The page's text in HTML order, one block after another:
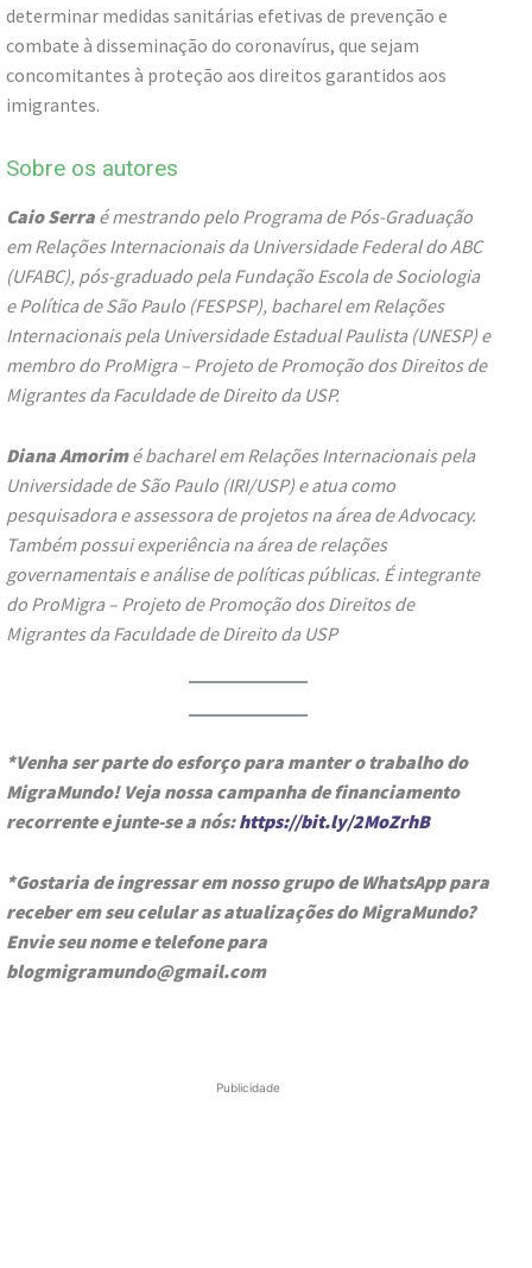
determinar medidas sanitárias efetivas de prevenção e
combate à disseminação do coronavírus, que sejam
concomitantes à proteção aos direitos garantidos aos
imigrantes.
Sobre os autores
Caio Serra é mestrando pelo Programa de Pós-Graduação
em Relações Internacionais da Universidade Federal do ABC
(UFABC), pós-graduado pela Fundação Escola de Sociologia
e Política de São Paulo (FESPSP), bacharel em Relações
Internacionais pela Universidade Estadual Paulista (UNESP) e
membro do ProMigra – Projeto de Promoção dos Direitos de
Migrantes da Faculdade de Direito da USP.
Diana Amorimé bacharel em Relações Internacionais pela
Universidade de São Paulo (IRI/USP) e atua como
pesquisadora e assessora de projetos na área de Advocacy.
Também possui experiência na área de relações
governamentais e análise de políticas públicas. É integrante
do ProMigra – Projeto de Promoção dos Direitos de
Migrantes da Faculdade de Direito da USP
*Venha ser parte do esforço para manter o trabalho do
MigraMundo! Veja nossa campanha de financiamento
recorrente e junte-se a nós:https://bit.ly/2MoZrhB
*Gostaria de ingressar em nosso grupo de WhatsApp para
receber em seu celular as atualizações do MigraMundo?
Envie seu nome e telefone para
blogmigramundo@gmail.com
Publicidade